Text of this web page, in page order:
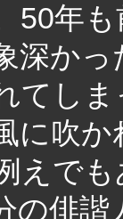
50年
深か
てし
に吹
えで
の俳